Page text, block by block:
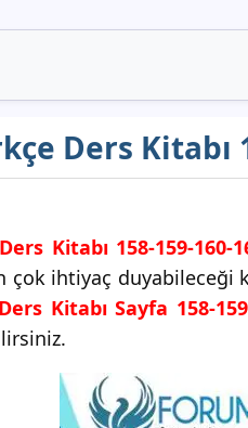
Ders Kitabı
Kitabı 158-159-160-
çok ihtiyaç duyabileceği
Kitabı Sayfa 158-